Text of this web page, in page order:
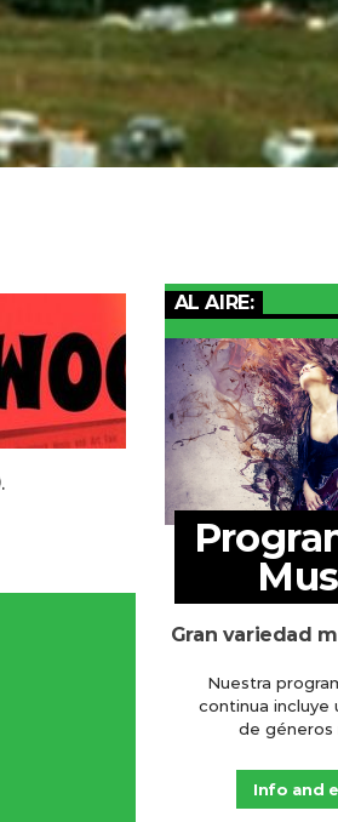
AL AIRE:
Gran variedad
Nuestra
continua incluye
de géneros
Info and